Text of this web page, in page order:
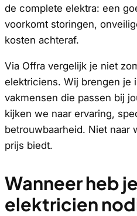
de complete elektra: een
voorkomt storingen,
kosten achteraf.
Via Offra vergelijk je niet
elektriciens. Wij brengen je
vakmensen die passen bij
kijken we naar ervaring,
betrouwbaarheid. Niet naar
prijs biedt.
Wanneer heb
elektricien